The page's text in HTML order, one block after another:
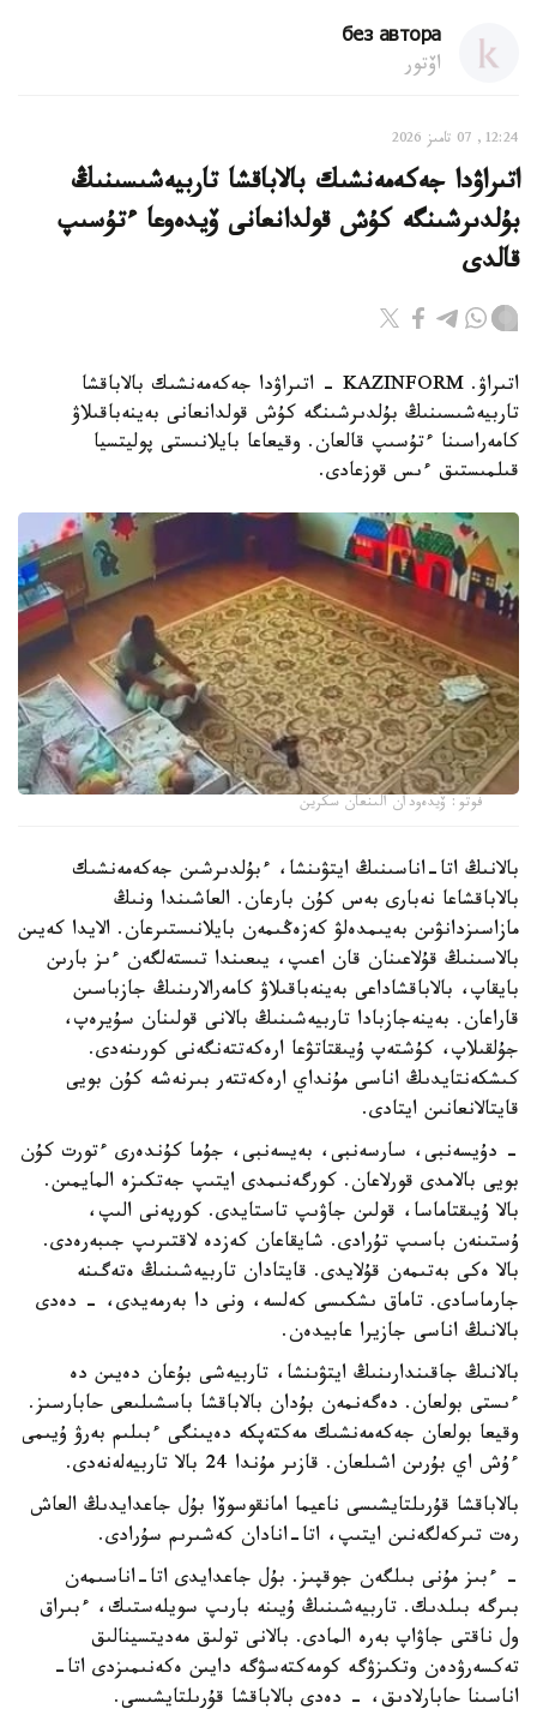
без автора
اۆتور
12:24, 07 تامىز 2026
اتىراۋدا جەكەمەنشىك بالاباقشا تاربيەشىسىنىڭ
بۇلدىرشىنگە كۇش قولدانعانى ۆيدەوعا ءتۇسىپ
قالدى
اتىراۋ. KAZINFORM - اتىراۋدا جەكەمەنشىك بالاباقشا
تاربيەشىسىنىڭ بۇلدىرشىنگە كۇش قولدانعانى بەينەباقىلاۋ
كامەراسىنا ءتۇسىپ قالعان. وقيعاعا بايلانىستى پوليتسيا
قىلمىستىق ءىس قوزعادى.
فوتو: ۆيدەودان الىنعان سكرين
بالانىڭ اتا-اناسىنىڭ ايتۋىنشا، ءبۇلدىرشىن جەكەمەنشىك
بالاباقشاعا نەبارى بەس كۇن بارعان. العاشىندا ونىڭ
مازاسىزدانۋىن بەيىمدەلۋ كەزەڭىمەن بايلانىستىرعان. الايدا كەيىن
بالاسىنىڭ قۇلاعىنان قان اعىپ، يىعىندا تىستەلگەن ءىز بارىن
بايقاپ، بالاباقشاداعى بەينەباقىلاۋ كامەرالارىنىڭ جازباسىن
قاراعان. بەينەجازبادا تاربيەشىنىڭ بالانى قولىنان سۇيرەپ،
جۇلقىلاپ، كۇشتەپ ۇيىقتاتۋعا ارەكەتتەنگەنى كورىنەدى.
كىشكەنتايدىڭ اناسى مۇنداي ارەكەتتەر بىرنەشە كۇن بويى
قايتالانعانىن ايتادى.
- دۇيسەنبى، سارسەنبى، بەيسەنبى، جۇما كۇندەرى ءتورت كۇن
بويى بالامدى قورلاعان. كورگەنىمدى ايتىپ جەتكىزە المايمىن.
بالا ۇيىقتاماسا، قولىن جاۋىپ تاستايدى. كورپەنى الىپ،
ۇستىنەن باسىپ تۇرادى. شايقاعان كەزدە لاقتىرىپ جىبەرەدى.
بالا ەكى بەتىمەن قۇلايدى. قايتادان تاربيەشىنىڭ ەتەگىنە
جارماسادى. تاماق ىشكىسى كەلسە، ونى دا بەرمەيدى، - دەدى
بالانىڭ اناسى جازيرا عابيدەن.
بالانىڭ جاقىندارىنىڭ ايتۋىنشا، تاربيەشى بۇعان دەيىن دە
ءىستى بولعان. دەگەنمەن بۇدان بالاباقشا باسشىلىعى حابارسىز.
وقيعا بولعان جەكەمەنشىك مەكتەپكە دەيىنگى ءبىلىم بەرۋ ۇيىمى
ءۇش اي بۇرىن اشىلعان. قازىر مۇندا 24 بالا تاربيەلەنەدى.
بالاباقشا قۇرىلتايشىسى ناعيما امانقوسوۆا بۇل جاعدايدىڭ العاش
رەت تىركەلگەنىن ايتىپ، اتا-انادان كەشىرىم سۇرادى.
- ءبىز مۇنى بىلگەن جوقپىز. بۇل جاعدايدى اتا-اناسىمەن
بىرگە بىلدىك. تاربيەشىنىڭ ۇيىنە بارىپ سويلەستىك، ءبىراق
ول ناقتى جاۋاپ بەرە المادى. بالانى تولىق مەديتسينالىق
تەكسەرۋدەن وتكىزۋگە كومەكتەسۋگە دايىن ەكەنىمىزدى اتا-
اناسىنا حابارلادىق، - دەدى بالاباقشا قۇرىلتايشىسى.